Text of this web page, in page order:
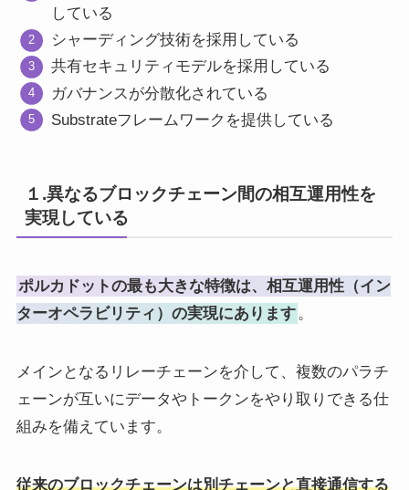
している
シャーディング技術を採用している
共有セキュリティモデルを採用している
ガバナンスが分散化されている
Substrateフレームワークを提供している
１.異なるブロックチェーン間の相互運用性を
実現している
ポルカドットの最も大きな特徴は、相互運用性（イン
ターオペラビリティ）の実現にあります 。
メインとなるリレーチェーンを介して、複数のパラチ
ェーンが互いにデータやトークンをやり取りできる仕
組みを備えています。
従来のブロックチェーンは別チェーンと直接通信する